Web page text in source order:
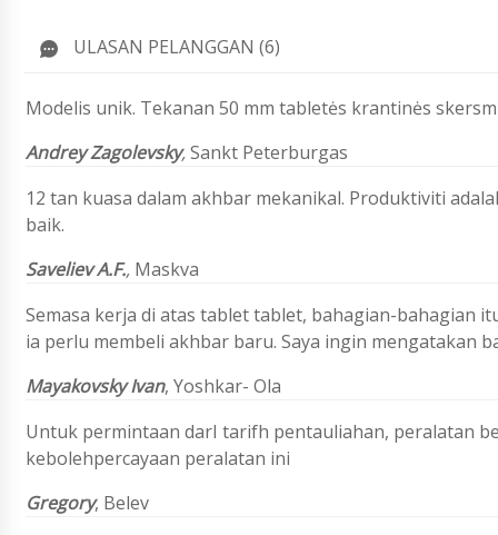
ULASAN PELANGGAN (6)
Modelis unik. Tekanan 50 mm tabletės krantinės
Andrey Zagolevsky,Sankt Peterburgas
12 tan kuasa dalam akhbar mekanikal. Produktiviti
baik.
Saveliev A.F., Maskva
Semasa kerja di atas tablet tablet, bahagian-bahagian
ia perlu membeli akhbar baru. Saya ingin mengatakan
Mayakovsky Ivan, Yoshkar- Ola
Untuk permintaan darI tarifh pentauliahan, peralatan
kebolehpercayaan peralatan ini
Gregory, Belev